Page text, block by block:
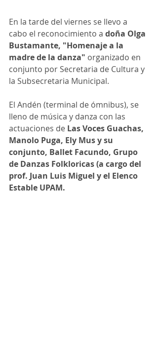
En la tarde del viernes se llevo a
cabo el reconocimiento a doña Olga
Bustamante, "Homenaje a la
madre de la danza" organizado en
conjunto por Secretaria de Cultura y
la Subsecretaria Municipal.
El Andén (terminal de ómnibus), se
lleno de música y danza con las
actuaciones de Las Voces Guachas,
Manolo Puga, Ely Mus y su
conjunto, Ballet Facundo, Grupo
de Danzas Folkloricas (a cargo del
prof. Juan Luis Miguel y el Elenco
Estable UPAM.